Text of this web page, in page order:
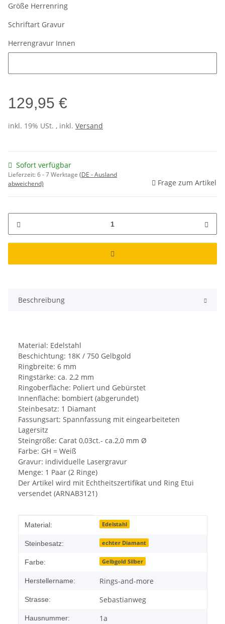
Größe Herrenring
Schriftart Gravur
Herrengravur Innen
129,95 €
inkl. 19% USt. , inkl. Versand
Sofort verfügbar
Lieferzeit:6 - 7 Werktage (DE - Ausland
abweichend)
Frage zum Artikel
Beschreibung
Material: Edelstahl
Beschichtung: 18K / 750 Gelbgold
Ringbreite: 6 mm
Ringstärke: ca. 2,2 mm
Ringoberfläche: Poliert und Gebürstet
Innenfläche: bombiert (abgerundet)
Steinbesatz: 1 Diamant
Fassungsart: Spannfassung mit eingearbeiteten
Lagersitz
Steingröße: Carat 0,03ct.- ca.2,0 mm Ø
Farbe: GH = Weiß
Gravur: individuelle Lasergravur
Menge: 1 Paar (2 Ringe)
Der Artikel wird mit Echtheitszertifikat und Ring Etui
versendet (ARNAB3121)
Produkteigenschaft
Wert
Material: Edelstahl
Steinbesatz: echter Diamant
Farbe: Gelbgold Silber
Herstellername: Rings-and-more
Strasse: Sebastianweg
Hausnummer: 1a